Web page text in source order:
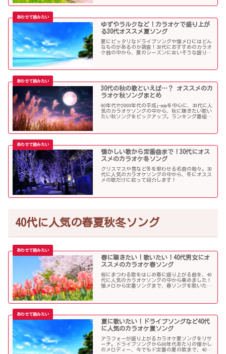
ゆずやラルクなど！カラオケで盛り上が
る30代オススメ夏ソング
夏にピッタリなドライブソングや懐メロにはどん
なものがあるのか調査！30代におすすめのカラオ
ケ曲の中から、夏のシーズンに合いそうな盛り上
30代の秋の歌といえば…？ オススメのカ
ラオケ秋ソングまとめ
90年代や2000年代の平成j-popを中心に、30代に人
気のカラオケソングの中から、秋に聴きたい歌い
たい秋ソングをピックアップ。ランキング番組で
懐かしい歌から定番曲まで！30代にオス
スメのカラオケ冬ソング
クリスマスや雪など冬を思わせる名曲の数々。30
代に人気のカラオケソングの中から、冬にオスス
メの歌だけに絞って紹介します！
40代に人気の春夏秋冬ソング
春に聴きたい！歌いたい！40代男女にオ
ススメのカラオケ春ソング
桜にまつわる歌をはじめ春に盛り上がる曲を、40
代に人気のカラオケソングの中から集めました！
懐メロから定番ソングまで、春ソングを歌いたい
夏に歌いたい！ドライブソングなど40代
に人気のカラオケ夏ソング
アラフォーが盛り上がるカラオケ夏ソングをリサ
ーチ。ドライブソングから90年代あたりの懐かし
のメロディー、今でもド定番の夏の歌まで、40代